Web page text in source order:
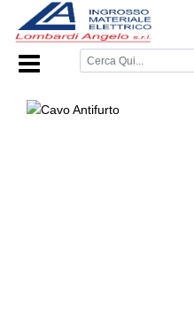
Home Page/Cavo Elettrico/